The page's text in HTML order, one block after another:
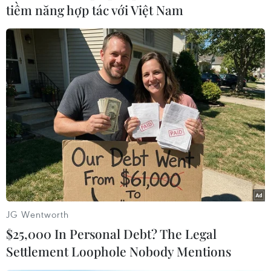
#Tai nạn lao động
#Bốc dỡ cột điện
#Công nhân tử vong
#Điện lực Quảng Trị
#Nguyên nhân tai nạn
Quảng Trị
Theo dõi VietnamPlus
tiềm năng hợp tác với Việt Nam
JG Wentworth
$25,000 In Personal Debt? The Legal
Settlement Loophole Nobody Mentions